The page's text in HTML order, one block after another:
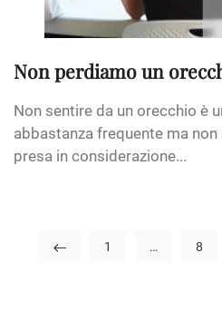
Non perdiamo un
Non sentire da un orecchio è
abbastanza frequente ma
presa in considerazione...
1 … 8